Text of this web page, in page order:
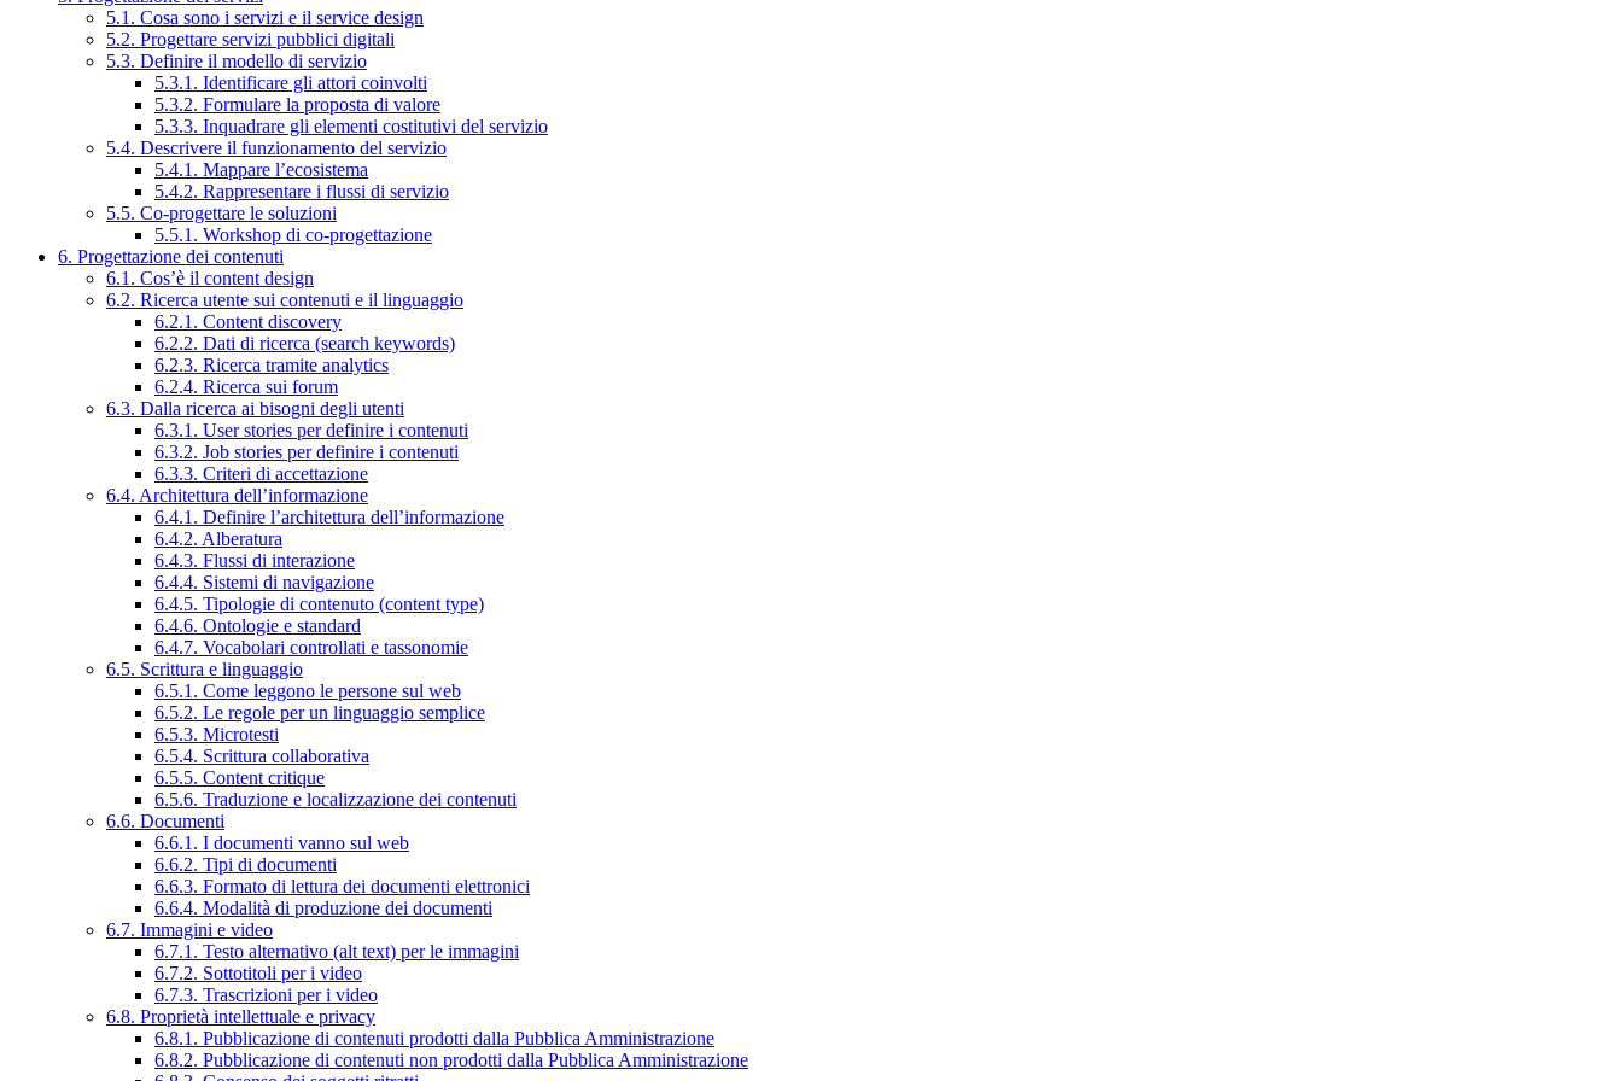
5.1. Cosa sono i servizi e il service design
5.2. Progettare servizi pubblici digitali
5.3. Definire il modello di servizio
5.3.1. Identificare gli attori coinvolti
5.3.2. Formulare la proposta di valore
5.3.3. Inquadrare gli elementi costitutivi del servizio
5.4. Descrivere il funzionamento del servizio
5.4.1. Mappare l’ecosistema
5.4.2. Rappresentare i flussi di servizio
5.5. Co-progettare le soluzioni
5.5.1. Workshop di co-progettazione
6. Progettazione dei contenuti
6.1. Cos’è il content design
6.2. Ricerca utente sui contenuti e il linguaggio
6.2.1. Content discovery
6.2.2. Dati di ricerca (search keywords)
6.2.3. Ricerca tramite analytics
6.2.4. Ricerca sui forum
6.3. Dalla ricerca ai bisogni degli utenti
6.3.1. User stories per definire i contenuti
6.3.2. Job stories per definire i contenuti
6.3.3. Criteri di accettazione
6.4. Architettura dell’informazione
6.4.1. Definire l’architettura dell’informazione
6.4.2. Alberatura
6.4.3. Flussi di interazione
6.4.4. Sistemi di navigazione
6.4.5. Tipologie di contenuto (content type)
6.4.6. Ontologie e standard
6.4.7. Vocabolari controllati e tassonomie
6.5. Scrittura e linguaggio
6.5.1. Come leggono le persone sul web
6.5.2. Le regole per un linguaggio semplice
6.5.3. Microtesti
6.5.4. Scrittura collaborativa
6.5.5. Content critique
6.5.6. Traduzione e localizzazione dei contenuti
6.6. Documenti
6.6.1. I documenti vanno sul web
6.6.2. Tipi di documenti
6.6.3. Formato di lettura dei documenti elettronici
6.6.4. Modalità di produzione dei documenti
6.7. Immagini e video
6.7.1. Testo alternativo (alt text) per le immagini
6.7.2. Sottotitoli per i video
6.7.3. Trascrizioni per i video
6.8. Proprietà intellettuale e privacy
6.8.1. Pubblicazione di contenuti prodotti dalla Pubblica Amministrazione
6.8.2. Pubblicazione di contenuti non prodotti dalla Pubblica Amministrazione